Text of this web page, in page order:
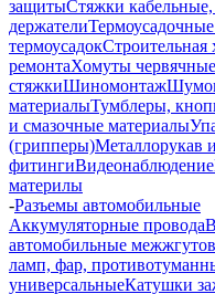
защитыСтяжки
держатели
термоусадокСтроительная
ремонтаХомуты
стяжкиШиномонтаж
материалыТумблеры,
и смазочные материалы
(грипперы)Металлорукав и
фитингиВидеонаблюдение
материлы
-Разъемы автомобильные
Аккумуляторные провода
автомобильные
ламп, фар,
универсальныеКатушки